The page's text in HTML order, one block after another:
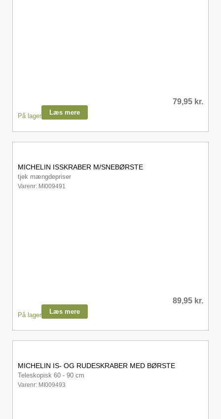
79,95 kr.
På lager Læs mere
MICHELIN ISSKRABER M/SNEBØRSTE
tjek mængdepriser
Varenr: MI009491
89,95 kr.
På lager Læs mere
MICHELIN IS- OG RUDESKRABER MED BØRSTE
Teleskopisk 60 - 90 cm
Varenr: MI009493